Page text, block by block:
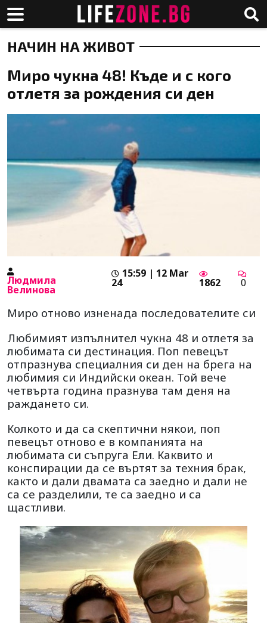
НАЧИН НА ЖИВОТ
Миро чукна 48! Къде и с кого
отлетя за рождения си ден
Людмила
Велинова
15:59 | 12 Mar
24 1862 0
Миро отново изненада последователите си
Любимият изпълнител чукна 48 и отлетя за
любимата си дестинация. Поп певецът
отпразнува специалния си ден на брега на
любимия си Индийски океан. Той вече
четвърта година празнува там деня на
раждането си.
Колкото и да са скептични някои, поп
певецът отново е в компанията на
любимата си съпруга Ели. Каквито и
конспирации да се въртят за техния брак,
както и дали двамата са заедно и дали не
са се разделили, те са заедно и са
щастливи.